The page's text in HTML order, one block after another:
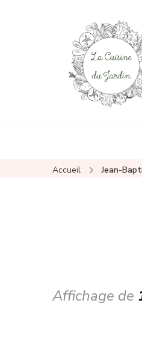
Accueil Jean-
Affichage de